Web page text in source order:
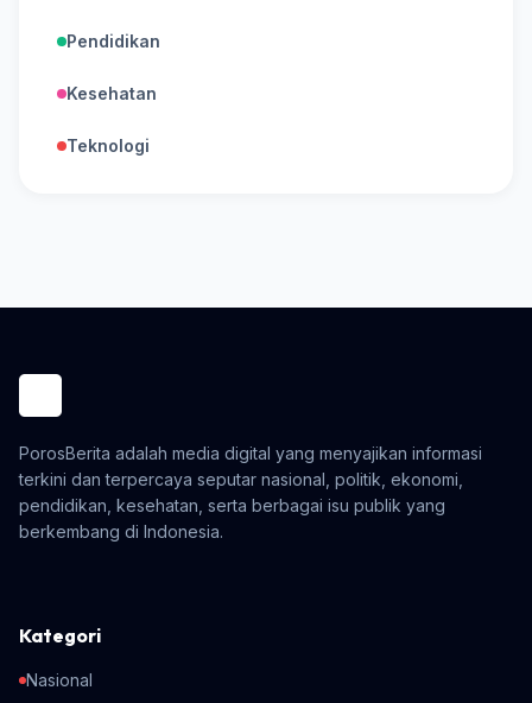
Pendidikan
Kesehatan
Teknologi
PorosBerita adalah media digital yang menyajikan informasi
terkini dan terpercaya seputar nasional, politik, ekonomi,
pendidikan, kesehatan, serta berbagai isu publik yang
berkembang di Indonesia.
Kategori
Nasional